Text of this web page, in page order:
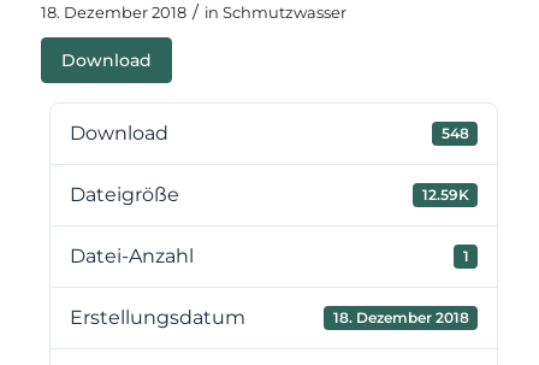
18. Dezember 2018 / in Schmutzwasser
Download
Download 548
Dateigröße 12.59K
Datei-Anzahl 1
Erstellungsdatum 18. Dezember 2018